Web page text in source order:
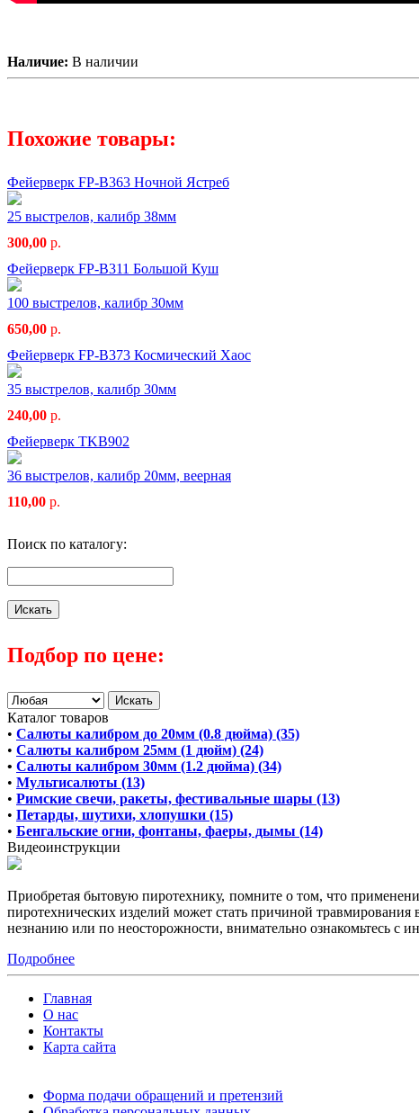
Наличие: В наличии
Похожие товары:
Фейерверк FP-B363 Ночной Ястреб
25 выстрелов, калибр 38мм
300,00 р.
Фейерверк FP-B311 Большой Куш
100 выстрелов, калибр 30мм
650,00 р.
Фейерверк FP-B373 Космический Хаос
35 выстрелов, калибр 30мм
240,00 р.
Фейерверк TKB902
36 выстрелов, калибр 20мм, веерная
110,00 р.
Поиск по каталогу:
Подбор по цене:
Каталог товаров
• Салюты калибром до 20мм (0.8 дюйма) (35)
• Салюты калибром 25мм (1 дюйм) (24)
• Салюты калибром 30мм (1.2 дюйма) (34)
• Мультисалюты (13)
• Римские свечи, ракеты, фестивальные шары (13)
• Петарды, шутихи, хлопушки (15)
• Бенгальские огни, фонтаны, фаеры, дымы (14)
Видеоинструкции
Приобретая бытовую пиротехнику, помните о том, что
пиротехнических изделий может стать причиной
незнанию или по неосторожности, внимательно ознакомьтесь с
Подробнее
Главная
О нас
Контакты
Карта сайта
Форма подачи обращений и претензий